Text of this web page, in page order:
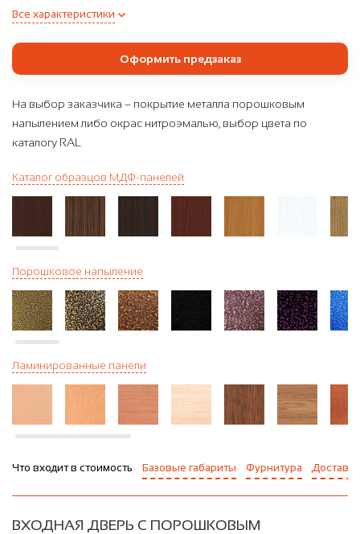
Все характеристики
Оформить предзаказ
На выбор заказчика – покрытие металла порошковым
напылением либо окрас нитроэмалью, выбор цвета по
каталогу RAL
Каталог образцов МДФ-панелей
Порошковое напыление
Ламинированные панели
Что входит в стоимость Базовые габариты Фурнитура Доставка
ВХОДНАЯ ДВЕРЬ С ПОРОШКОВЫМ